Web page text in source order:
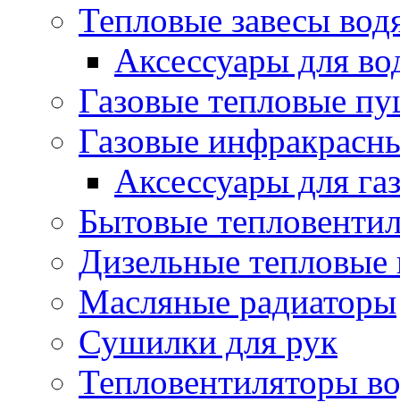
Тепловые завесы
Аксессуары для
Газовые тепловые
Газовые
Аксессуары для
Бытовые
Дизельные
Масляные радиаторы
Сушилки для рук
Тепловентиляторы